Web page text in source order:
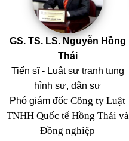
GS. TS. LS. Nguyễn Hồng
Thái
Tiến sĩ - Luật sư tranh tụng
hình sự, dân sự
Phó giám đốc Công ty Luật
TNHH Quốc tế Hồng Thái và
Đồng nghiệp